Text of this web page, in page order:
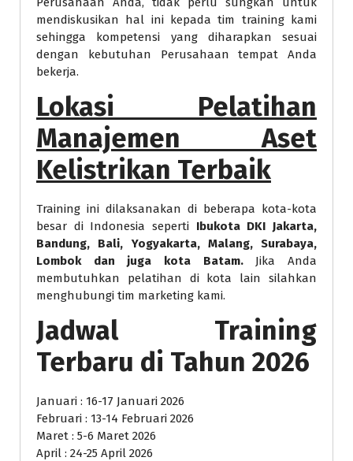
mendiskusikan hal ini kepada tim training kami
sehingga kompetensi yang diharapkan sesuai
dengan kebutuhan Perusahaan tempat Anda
bekerja.
Lokasi Pelatihan
Manajemen Aset
Kelistrikan Terbaik
Training ini dilaksanakan di beberapa kota-kota
besar di Indonesia seperti Ibukota DKI Jakarta,
Bandung, Bali, Yogyakarta, Malang, Surabaya,
Lombok dan juga kota Batam.Jika Anda
membutuhkan pelatihan di kota lain silahkan
menghubungi tim marketing kami.
Jadwal Training
Terbaru di Tahun 2026
Januari : 16-17 Januari 2026
Februari : 13-14 Februari 2026
Maret : 5-6 Maret 2026
April : 24-25 April 2026